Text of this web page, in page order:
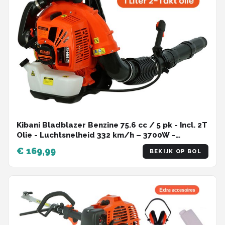
Kibani Bladblazer Benzine 75.6 cc / 5 pk - Incl. 2T
Olie - Luchtsnelheid 332 km/h – 3700W -
€ 169,99 BEKIJK OP BOL